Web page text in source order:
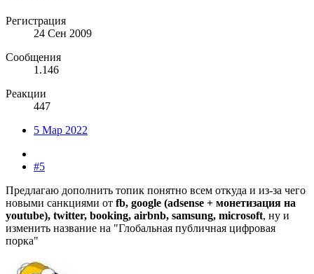
Регистрация
24 Сен 2009
Сообщения
1.146
Реакции
447
5 Мар 2022
#5
Предлагаю дополнить топик понятно всем откуда и из-за чего
новыми санкциями от fb, google (adsense + монетизация на
youtube), twitter, booking, airbnb, samsung, microsoft, ну и
изменить название на "Глобальная публичная цифровая
порка"